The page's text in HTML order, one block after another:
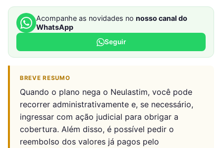
Acompanhe as novidades no nosso canal do
WhatsApp
Seguir
BREVE RESUMO
Quando o plano nega o Neulastim, você pode
recorrer administrativamente e, se necessário,
ingressar com ação judicial para obrigar a
cobertura. Além disso, é possível pedir o
reembolso dos valores já pagos pelo